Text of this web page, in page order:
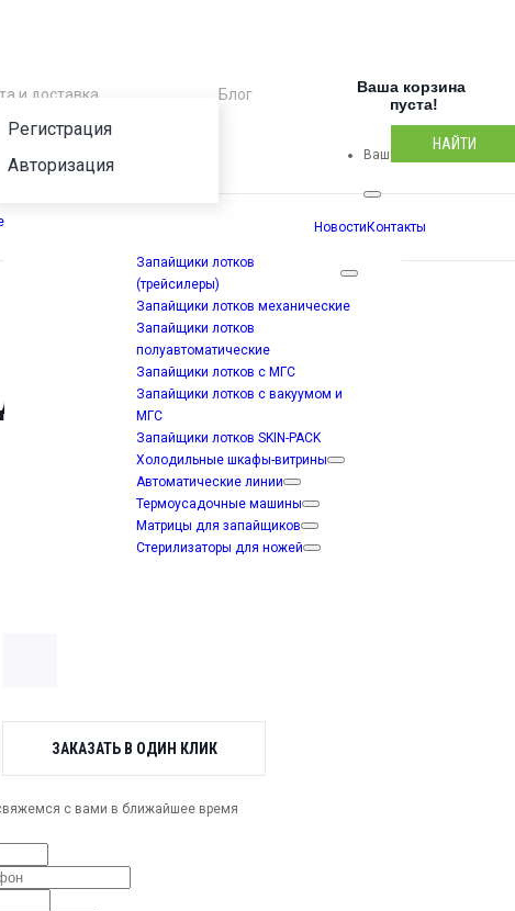
и доставка Блог Регистрация
НАЙТИ
Регистрация
Авторизация
Ваша корзина
пуста!
Ваша корзина пуста!
Запайщики лотков
(трейсилеры)
Запайщики лотков механические
Запайщики лотков
полуавтоматические
Запайщики лотков с МГС
Запайщики лотков с вакуумом и
МГС
Запайщики лотков SKIN-PACK
Холодильные шкафы-витрины
Автоматические линии
Термоусадочные машины
Матрицы для запайщиков
Стерилизаторы для ножей
Новости Контакты
лотков TVG
ЗАКАЗАТЬ В ОДИН КЛИК
с вами в ближайшее время